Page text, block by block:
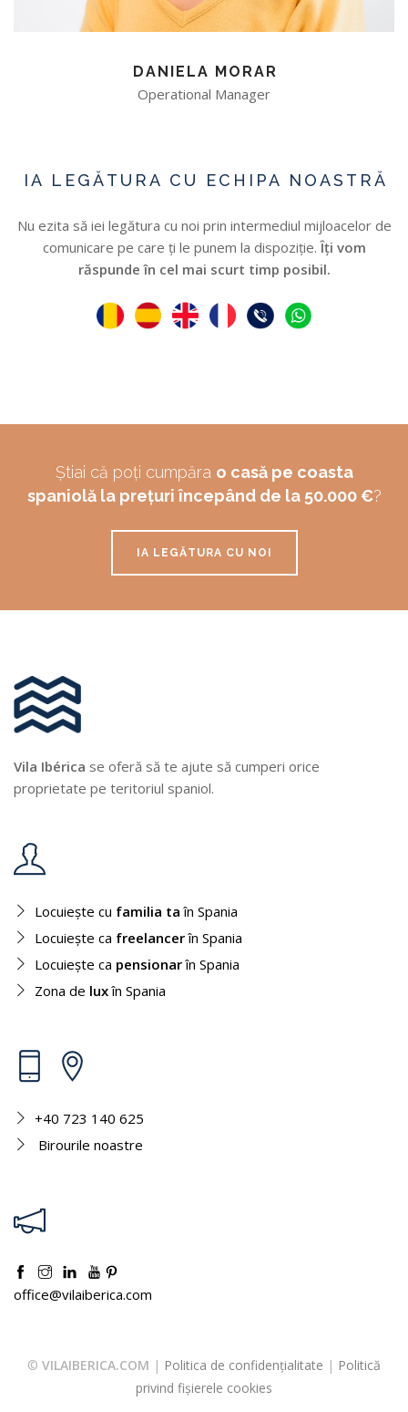
DANIELA MORAR
Operational Manager
IA LEGĂTURA CU ECHIPA NOASTRĂ
Nu ezita să iei legătura cu noi prin intermediul mijloacelor de
comunicare pe care ți le punem la dispoziție.Îți vom
răspunde în cel mai scurt timp posibil.
Știai că poți cumpăra o casă pe coasta
spaniolă la prețuri începând de la 50.000 €?
IA LEGĂTURA CU NOI
Vila Ibérica se oferă să te ajute să cumperi orice
proprietate pe teritoriul spaniol.
Locuiește cu familia ta în Spania
Locuiește ca freelancerîn Spania
Locuiește ca pensionarîn Spania
Zona de luxîn Spania
+40 723 140 625
Birourile noastre
office@vilaiberica.com
© VILAIBERICA.COM | Politica de confidențialitate | Politică
privind fișierele cookies